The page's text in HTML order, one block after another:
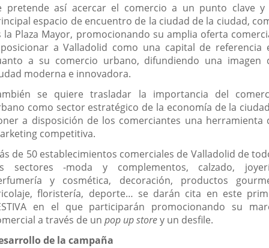
pretende así acercar el comercio a un punto clave y
espacio de encuentro de la ciudad de la ciudad,
la Plaza Mayor, promocionando su amplia oferta
a Valladolid como una capital de referencia
a su comercio urbano, difundiendo una imagen
moderna e innovadora.
se quiere trasladar la importancia del
como sector estratégico de la economía de la
a disposición de los comerciantes una herramienta
competitiva.
de 50 establecimientos comerciales de Valladolid de
sectores -moda y complementos, calzado,
y cosmética, decoración, productos
floristería, deporte… se darán cita en este
en el que participarán promocionando su
a través de un pop up storey un desfile.
de la campaña